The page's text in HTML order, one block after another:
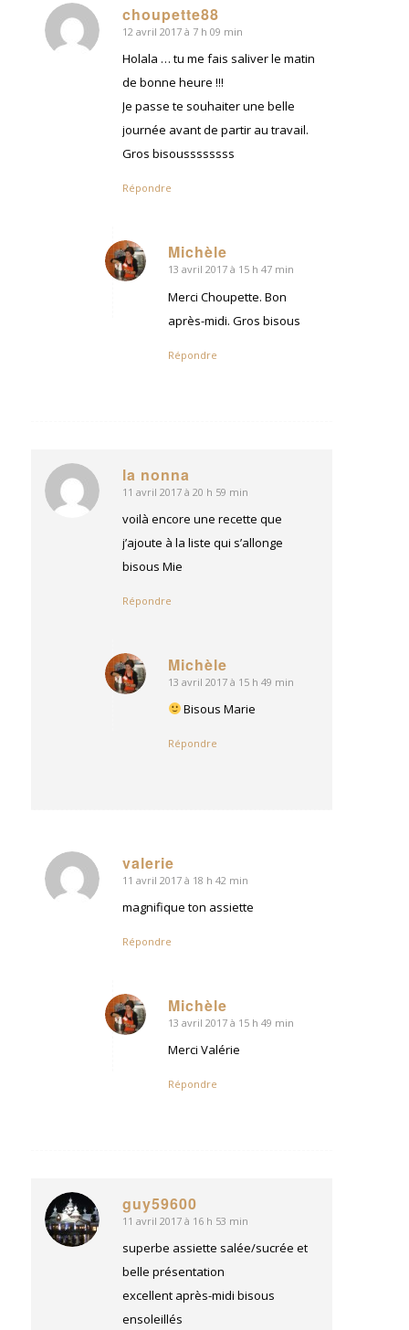
choupette88
dit
12 avril 2017 à 7 h 09 min
Holala … tu me fais saliver le matin
de bonne heure !!!
Je passe te souhaiter une belle
journée avant de partir au travail.
Gros bisoussssssss
Répondre
Michèle
dit
13 avril 2017 à 15 h 47 min
Merci Choupette. Bon
après-midi. Gros bisous
Répondre
la nonna
dit
:
11 avril 2017 à 20 h 59 min
voilà encore une recette que
j’ajoute à la liste qui s’allonge
bisous Mie
Répondre
Michèle
dit
13 avril 2017 à 15 h 49 min
Bisous Marie
Répondre
valerie
dit
:
11 avril 2017 à 18 h 42 min
magnifique ton assiette
Répondre
Michèle
dit
13 avril 2017 à 15 h 49 min
Merci Valérie
Répondre
guy59600
dit
:
11 avril 2017 à 16 h 53 min
superbe assiette salée/sucrée et
belle présentation
excellent après-midi bisous
ensoleillés